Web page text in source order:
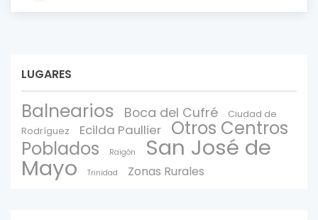
LUGARES
Balnearios Boca del Cufré
Ciudad de
Rodríguez
Ecilda Paullier
Otros Centros
Poblados
Raigón San José de
Mayo Trinidad Zonas Rurales